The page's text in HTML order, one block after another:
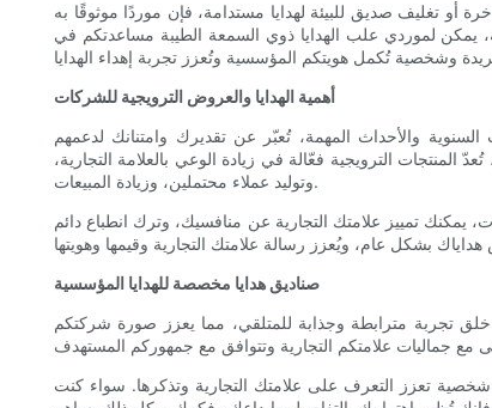
أو تغليف صديق للبيئة لهدايا مستدامة، فإن موردًا موثوقًا به
يمكن لموردي علب الهدايا ذوي السمعة الطيبة مساعدتكم في
أهمية الهدايا والعروض الترويجية للشركات
السنوية والأحداث المهمة، تُعبّر عن تقديرك وامتنانك لدعمهم
المنتجات الترويجية فعّالة في زيادة الوعي بالعلامة التجارية،
وتوليد عملاء محتملين، وزيادة المبيعات.
يمكنك تمييز علامتك التجارية عن منافسيك، وترك انطباع دائم
صناديق هدايا مخصصة للهدايا المؤسسية
تجربة مترابطة وجذابة للمتلقي، مما يعزز صورة شركتكم
شخصية تعزز التعرف على علامتك التجارية وتذكرها. سواء كنت